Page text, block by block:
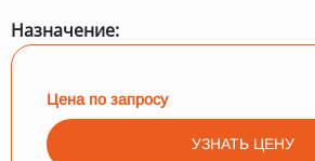
Назначение:
Цена по запросу
УЗНАТЬ ЦЕНУ